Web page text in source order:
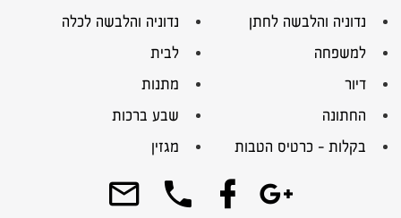
נדוניה והלבשה לחתן
נדוניה והלבשה לכלה
למשפחה
לבית
דיור
מתנות
החתונה
שבע ברכות
בקלות – כרטיס הטבות
מגזין